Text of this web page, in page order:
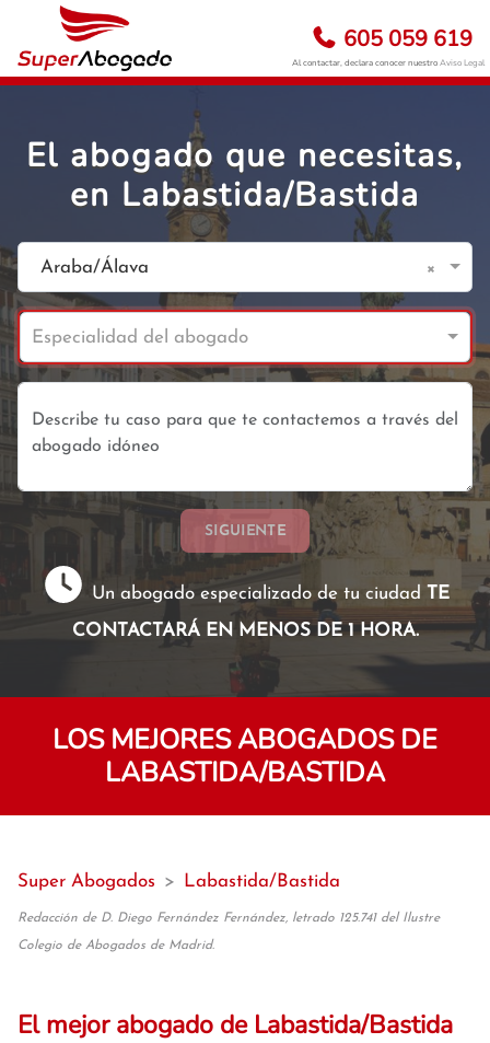
605 059 619
Al contactar, declara conocer nuestroAviso Legal
El abogado que necesitas,
en Labastida/Bastida
Araba/Álava ×
Especialidad del abogado
SIGUIENTE
Un abogado especializado de tu ciudad TE
CONTACTARÁ EN MENOS DE 1 HORA.
LOS MEJORES ABOGADOS DE
LABASTIDA/BASTIDA
Super Abogados > Labastida/Bastida
Redacción de D. Diego Fernández Fernández, letrado 125.741 del Ilustre
Colegio de Abogados de Madrid.
El mejor abogado de Labastida/Bastida